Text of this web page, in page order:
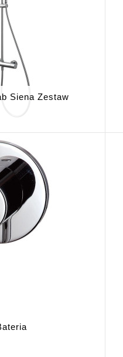
Siena Zestaw